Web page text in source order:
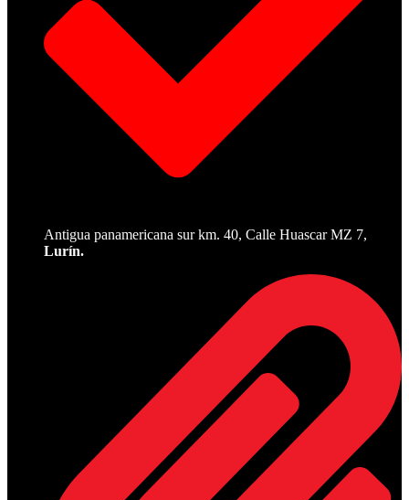
Antigua panamericana sur km. 40, Calle Huascar MZ 7,
Lurín.